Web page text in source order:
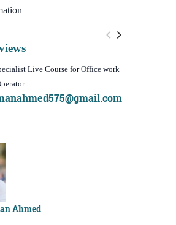
Live Course for Office work
Ahmed